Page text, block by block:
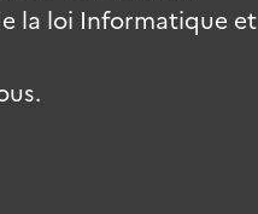
la loi Informatique et